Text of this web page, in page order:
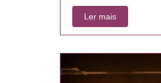
Ler mais